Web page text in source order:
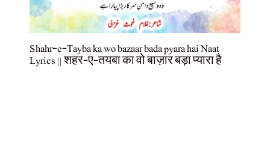
Shahr-e-Tayba ka wo bazaar bada pyara hai Naat
Lyrics || शहर-ए-तयबा का वो बाज़ार बड़ा प्यारा है